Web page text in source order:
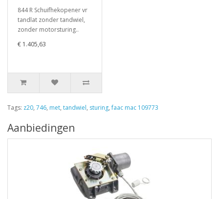
844 R Schuifhekopener vr
tandlat zonder tandwiel,
zonder motorsturing..
€ 1.405,63
Tags: z20, 746, met, tandwiel, sturing,faac mac 109773
Aanbiedingen